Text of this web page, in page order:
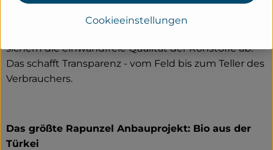
langfristige Partnerschaften besonders am Herzen.
Besuche vor Ort, Beratung durch eigene Agrar-
sichern die einwandfreie Qualität der Rohstoffe ab.
Das schafft Transparenz - vom Feld bis zum Teller des
Verbrauchers.
Das größte Rapunzel Anbauprojekt: Bio aus der
Türkei
Cookieeinstellungen